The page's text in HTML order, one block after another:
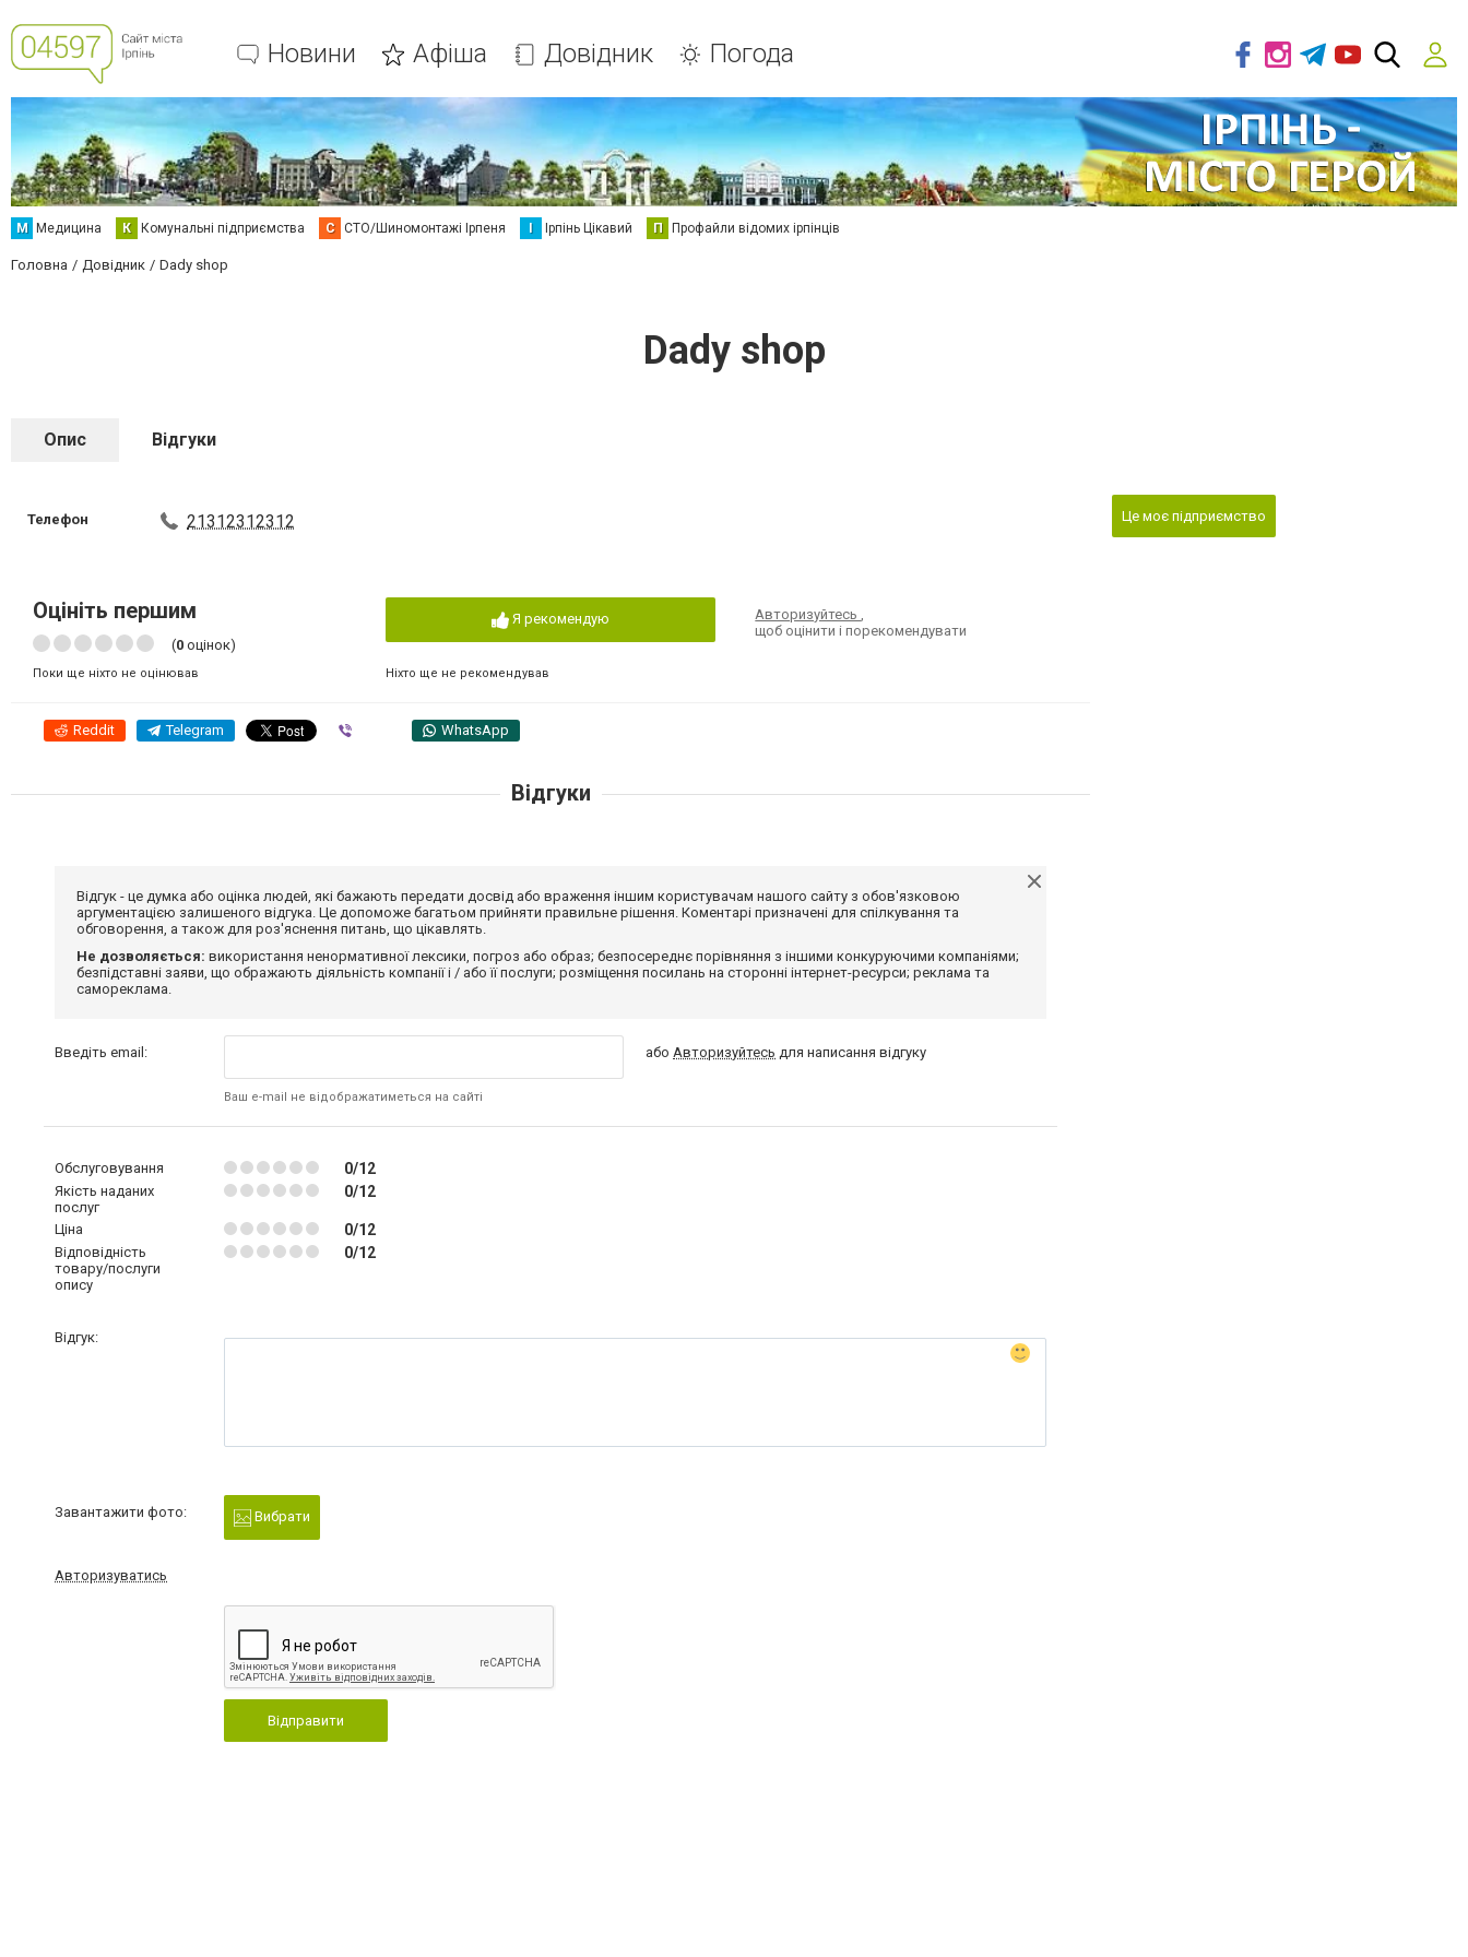
Новини Афіша Довідник Погода
М Медицина К Комунальні підприємства С СТО/Шиномонтажі Ірпеня І Ірпінь Цікавий П Профайли відомих ірпінців
Головна Довідник Dady shop
Dady shop
Опис Відгуки
Телефон 21312312312
Оцініть першим
(0 оцінок)
Поки ще ніхто не оцінював
Я рекомендую
Ніхто ще не рекомендував
Авторизуйтесь,
щоб оцінити і порекомендувати
Reddit Telegram WhatsApp
Це моє підприємство
Відгуки
Відгук - це думка або оцінка людей, які бажають передати досвід або враження іншим користувачам нашого сайту з обов'язковою
аргументацією залишеного відгука. Це допоможе багатьом прийняти правильне рішення. Коментарі призначені для спілкування та
обговорення, а також для роз'яснення питань, що цікавлять.
Не дозволяється: використання ненормативної лексики, погроз або образ; безпосереднє порівняння з іншими конкуруючими компаніями;
безпідставні заяви, що ображають діяльність компанії і / або її послуги; розміщення посилань на сторонні інтернет-ресурси; реклама та
самореклама.
Введіть email:
Ваш e-mail не відображатиметься на сайті
абоАвторизуйтесь для написання відгуку
Обслуговування 0/12
Якість наданих
послуг
0/12
Ціна 0/12
Відповідність
товару/послуги
опису
0/12
Відгук:
Завантажити фото: Вибрати
Авторизуватись
Відправити